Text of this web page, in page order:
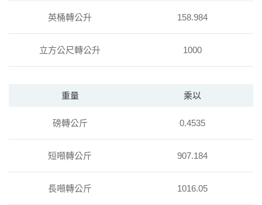
英桶轉公升 158.984
立方公尺轉公升 1000
重量 乘以
磅轉公斤 0.4535
短噸轉公斤 907.184
長噸轉公斤 1016.05